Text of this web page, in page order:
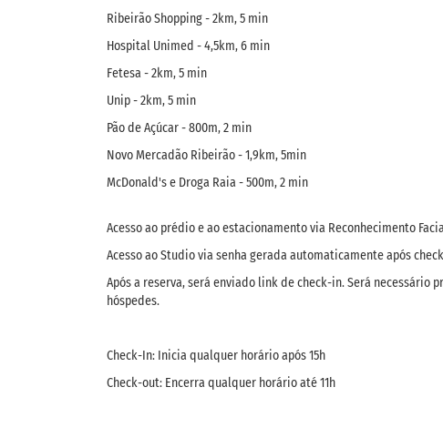
Ribeirão Shopping - 2km, 5 min
Hospital Unimed - 4,5km, 6 min
Fetesa - 2km, 5 min
Unip - 2km, 5 min
Pão de Açúcar - 800m, 2 min
Novo Mercadão Ribeirão - 1,9km, 5min
McDonald's e Droga Raia - 500m, 2 min
Acesso ao prédio e ao estacionamento via Reconhecimento
Acesso ao Studio via senha gerada automaticamente após
Após a reserva, será enviado link de check-in. Será necessário
hóspedes.
Check-In: Inicia qualquer horário após 15h
Check-out: Encerra qualquer horário até 11h